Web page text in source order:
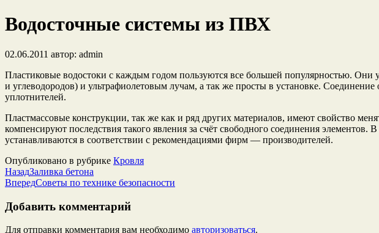
Водосточные системы из ПВХ
02.06.2011 автор: admin
Пластиковые водостоки с каждым годом пользуются все большей популярностью.
и углеводородов) и ультрафиолетовым лучам, а так же просты в установке.
уплотнителей.
Пластмассовые конструкции, так же как и ряд других материалов, имеют свойство
компенсируют последствия такого явления за счёт свободного соединения
устанавливаются в соответствии с рекомендациями фирм — производителей.
Опубликовано в рубрике Кровля
НазадЗаливка бетона
ВпередСоветы по технике безопасности
Добавить комментарий
Для отправки комментария вам необходимо авторизоваться.